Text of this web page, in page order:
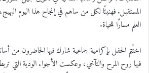
المستقبل. فهنيئًا لكل من ساهم في إنجاح هذا اليوم
العلم مسارًا للحياة.
اختُتم الحفل بإكرامية جماعية شارك فيها الحاضرون من
فيها روح المرح والتآخي، وعكست الأجواء الودية التي